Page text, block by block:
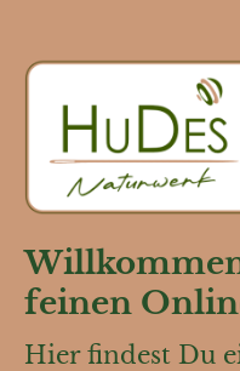
feinen
Hier findest Du